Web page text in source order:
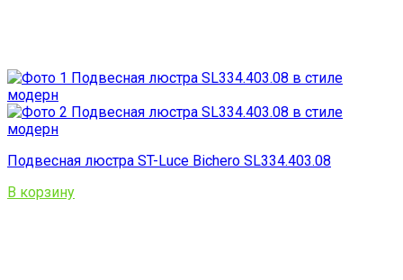
Подвесная люстра ST-Luce Bichero SL334.403.08
В корзину